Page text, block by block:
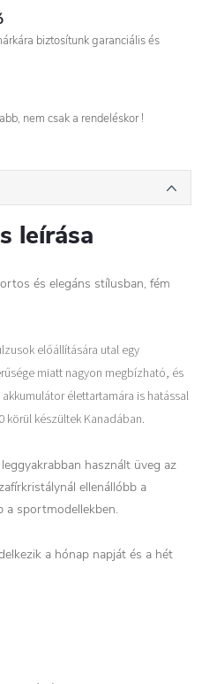
biztosítunk garanciális és
nem csak a rendeléskor !
leírása
és elegáns stílusban, fém
előállítására utal egy
miatt nagyon megbízható, és
élettartamára is hatással
körül készültek Kanadában.
használt üveg az
ellenállóbb a
a sportmodellekben.
a hónap napját és a hét